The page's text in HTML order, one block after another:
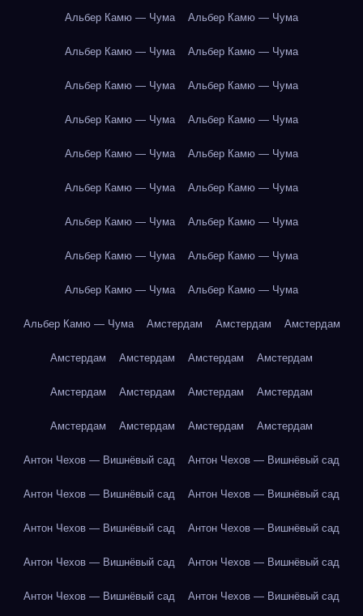
Альбер Камю — Чума Альбер Камю — Чума
Альбер Камю — Чума Альбер Камю — Чума
Альбер Камю — Чума Альбер Камю — Чума
Альбер Камю — Чума Альбер Камю — Чума
Альбер Камю — Чума Альбер Камю — Чума
Альбер Камю — Чума Альбер Камю — Чума
Альбер Камю — Чума Альбер Камю — Чума
Альбер Камю — Чума Альбер Камю — Чума
Альбер Камю — Чума Альбер Камю — Чума
Альбер Камю — Чума Амстердам Амстердам Амстердам
Амстердам Амстердам Амстердам Амстердам
Амстердам Амстердам Амстердам Амстердам
Амстердам Амстердам Амстердам Амстердам
Антон Чехов — Вишнёвый сад Антон Чехов — Вишнёвый сад
Антон Чехов — Вишнёвый сад Антон Чехов — Вишнёвый сад
Антон Чехов — Вишнёвый сад Антон Чехов — Вишнёвый сад
Антон Чехов — Вишнёвый сад Антон Чехов — Вишнёвый сад
Антон Чехов — Вишнёвый сад Антон Чехов — Вишнёвый сад